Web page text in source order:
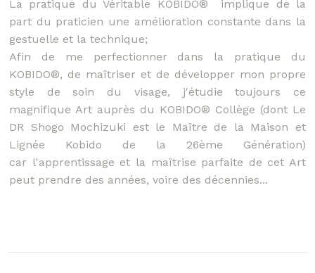
La pratique du Véritable KOBIDO® implique de la
part du praticien une amélioration constante dans la
gestuelle et la technique;
Afin de me perfectionner dans la pratique du
KOBIDO®, de maîtriser et de développer mon propre
style de soin du visage, j'étudie toujours ce
magnifique Art auprès du KOBIDO® Collège (dont Le
DR Shogo Mochizuki est le Maître de la Maison et
Lignée Kobido de la 26ème Génération)
car l'apprentissage et la maîtrise parfaite de cet Art
peut prendre des années, voire des décennies...